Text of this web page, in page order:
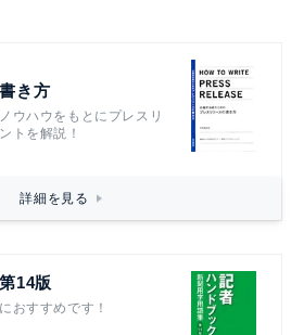
き方
ウハウをもとにプレスリ
トを解説！
詳細を見る
14版
おすすめです！